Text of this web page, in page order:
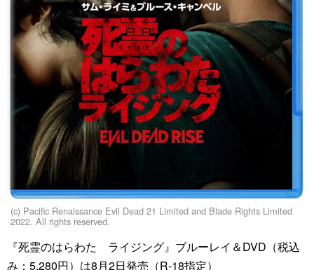
(c) Pacific Renaissance Evil Dead 21 Limited and Blade Rights Limited
2022. All rights reserved.
『死霊のはらわた ライジング』ブルーレイ＆DVD（税込
み：5,280円）は8月2日発売（R-18指定）